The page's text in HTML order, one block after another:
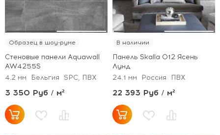
Образец в шоу-руме
Стеновые панели Aquawall
AW4255S
4.2 мм
Бельгия SPC, ПВХ
3 350 Руб / м²
В наличии
Панель Skalla 012 Ясень
Лунд
24.1 мм
Россия ПВХ
22 393 Руб / м²